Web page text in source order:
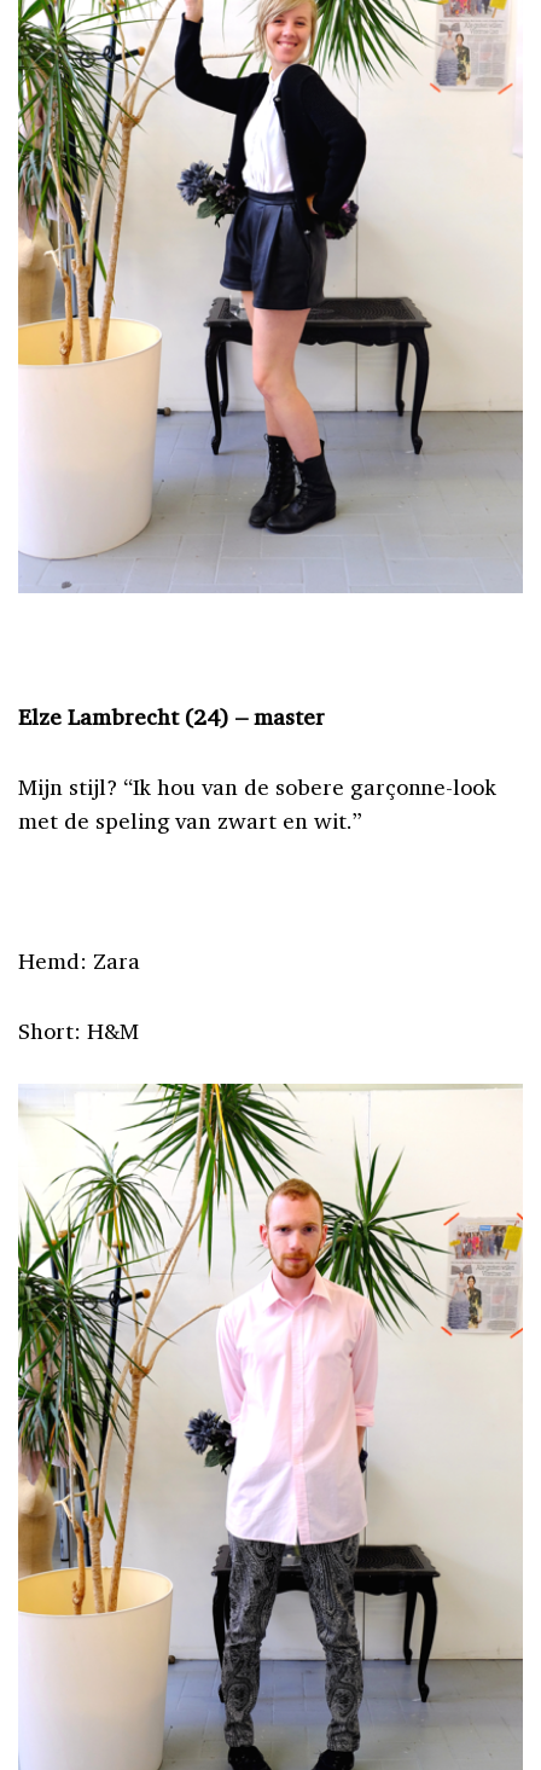
Elze Lambrecht (24) – master
Mijn stijl? “Ik hou van de sobere garçonne-look
met de speling van zwart en wit.”
Hemd: Zara
Short: H&M